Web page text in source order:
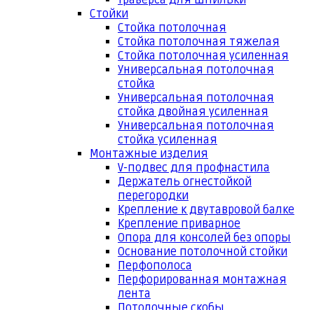
Стойки
Стойка потолочная
Стойка потолочная тяжелая
Стойка потолочная усиленная
Универсальная потолочная
стойка
Универсальная потолочная
стойка двойная усиленная
Универсальная потолочная
стойка усиленная
Монтажные изделия
V-подвес для профнастила
Держатель огнестойкой
перегородки
Крепление к двутавровой балке
Крепление приварное
Опора для консолей без опоры
Основание потолочной стойки
Перфополоса
Перфорированная монтажная
лента